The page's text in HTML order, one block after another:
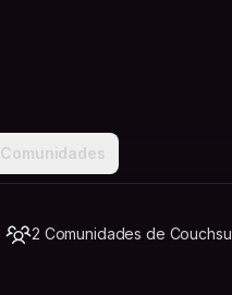
Comunidades
2 Comunidades de